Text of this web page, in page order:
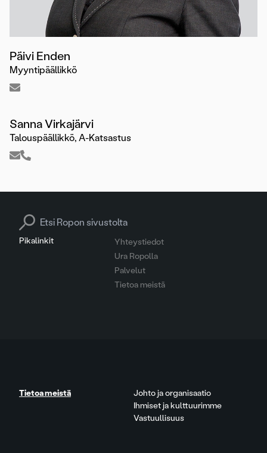
Päivi Enden
Myyntipäällikkö
Sanna Virkajärvi
Talouspäällikkö, A-Katsastus
Pikalinkit
Yhteystiedot
Ura Ropolla
Palvelut
Tietoa meistä
Search for:
Tietoa meistä
Johto ja organisaatio
Ihmiset ja kulttuurimme
Vastuullisuus